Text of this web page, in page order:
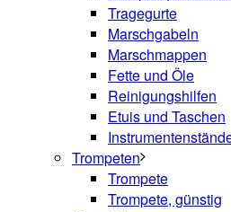
Tragegurte
Marschgabeln
Marschmappen
Fette und Öle
Reinigungshilfen
Etuis und Taschen
Trompeten
Trompete
Trompete, günstig